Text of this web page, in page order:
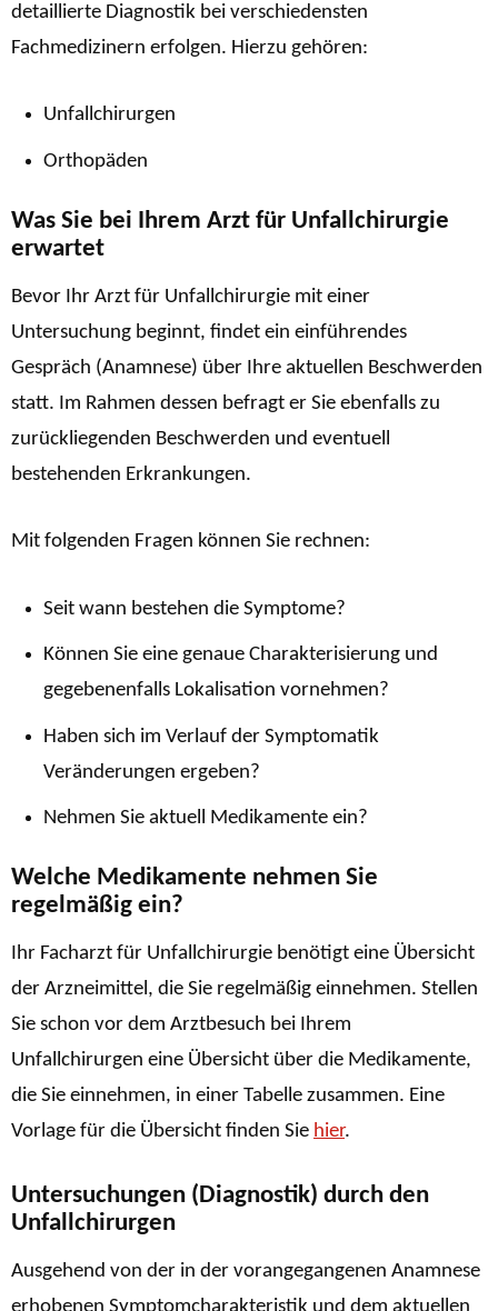
detaillierte Diagnostik bei verschiedensten
Fachmedizinern erfolgen. Hierzu gehören:
Unfallchirurgen
Orthopäden
Was Sie bei Ihrem Arzt für Unfallchirurgie
erwartet
Bevor Ihr Arzt für Unfallchirurgie mit einer
Untersuchung beginnt, findet ein einführendes
Gespräch (Anamnese) über Ihre aktuellen Beschwerden
statt. Im Rahmen dessen befragt er Sie ebenfalls zu
zurückliegenden Beschwerden und eventuell
bestehenden Erkrankungen.
Mit folgenden Fragen können Sie rechnen:
Seit wann bestehen die Symptome?
Können Sie eine genaue Charakterisierung und
gegebenenfalls Lokalisation vornehmen?
Haben sich im Verlauf der Symptomatik
Veränderungen ergeben?
Nehmen Sie aktuell Medikamente ein?
Welche Medikamente nehmen Sie
regelmäßig ein?
Ihr Facharzt für Unfallchirurgie benötigt eine Übersicht
der Arzneimittel, die Sie regelmäßig einnehmen. Stellen
Sie schon vor dem Arztbesuch bei Ihrem
Unfallchirurgen eine Übersicht über die Medikamente,
die Sie einnehmen, in einer Tabelle zusammen. Eine
Vorlage für die Übersicht finden Sie hier.
Untersuchungen (Diagnostik) durch den
Unfallchirurgen
Ausgehend von der in der vorangegangenen Anamnese